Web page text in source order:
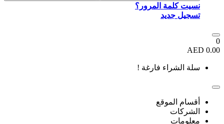
نسيت كلمة المرور؟
تسجيل جديد
0
0.00 AED
سلة الشراء فارغة !
أقسام الموقع
الشركات
معلومات